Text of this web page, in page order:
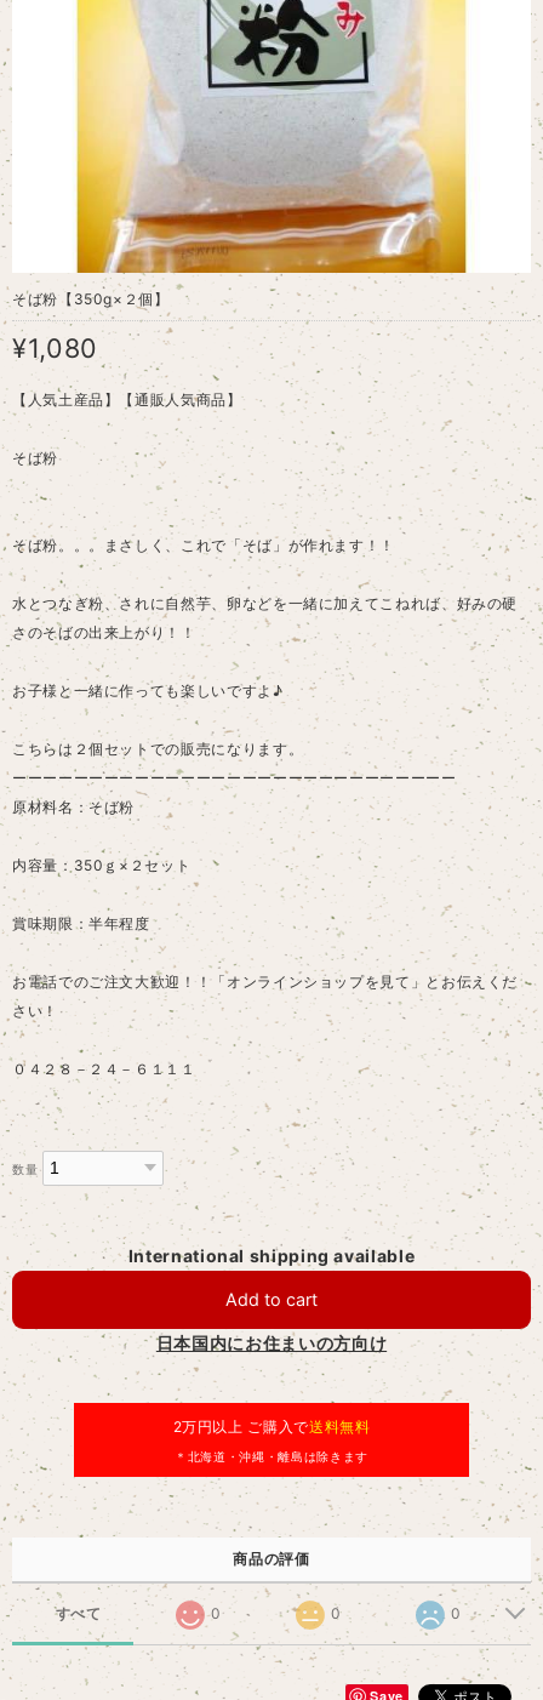
そば粉【350g×２個】
¥1,080
【人気土産品】【通販人気商品】
そば粉
そば粉。。。まさしく、これで「そば」が作れます！！
水とつなぎ粉、されに自然芋、卵などを一緒に加えてこねれば、好みの硬
さのそばの出来上がり！！
お子様と一緒に作っても楽しいですよ♪
こちらは２個セットでの販売になります。
ーーーーーーーーーーーーーーーーーーーーーーーーーーーーー
原材料名：そば粉
内容量：350ｇ×２セット
賞味期限：半年程度
お電話でのご注文大歓迎！！「オンラインショップを見て」とお伝えくだ
さい！
０４２８－２４－６１１１
数量
International shipping available
Add to cart
日本国内にお住まいの方向け
2万円以上 ご購入で送料無料
＊北海道・沖縄・離島は除きます
商品の評価
すべて 0 0 0
Save